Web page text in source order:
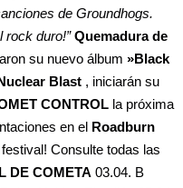
de Groundhogs.
rock duro!” Quemadura de
su nuevo álbum »Black
Blast , iniciarán su
CONTROL la próxima
en el Roadburn
Consulte todas las
DE COMETA 03.04. B